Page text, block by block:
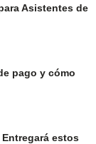
Asistentes de
pago y cómo
estos